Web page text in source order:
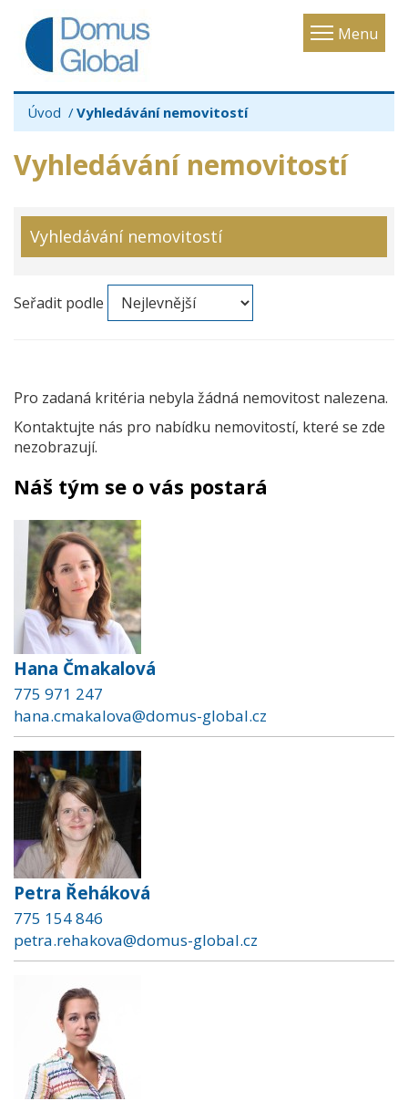
Menu
Toggle
Úvod Vyhledávání nemovitostí
Vyhledávání nemovitostí
Vyhledávání nemovitostí
Seřadit podle
Pro zadaná kritéria nebyla žádná nemovitost nalezena.
Kontaktujte nás pro nabídku nemovitostí, které se zde
nezobrazují.
Náš tým se o vás postará
Hana Čmakalová
775 971 247
hana.cmakalova@domus-global.cz
Petra Řeháková
775 154 846
petra.rehakova@domus-global.cz